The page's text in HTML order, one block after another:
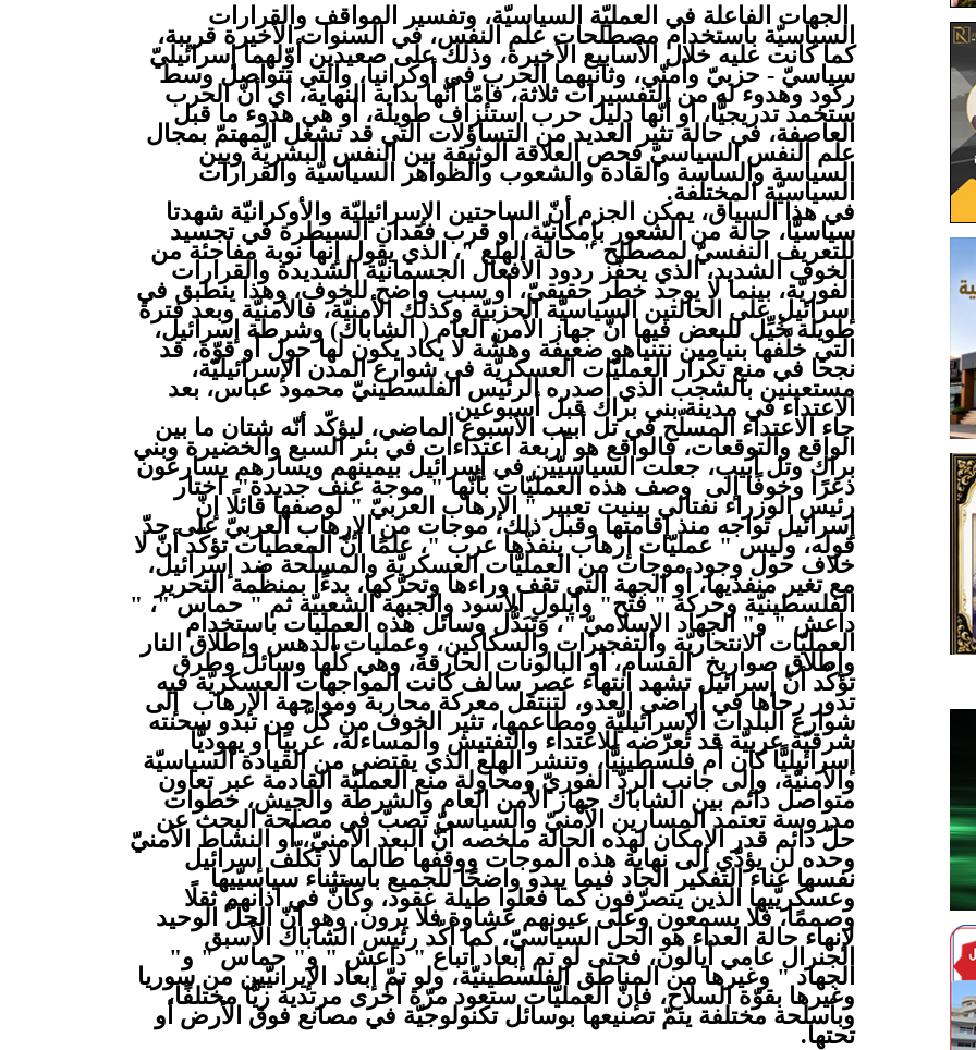
الجهات الفاعلة في العمليّة السياسيّة، وتفسير المواقف والقرارات
السياسيّة باستخدام مصطلحات علم النفس، في السنوات الأخيرة قريبة،
كما كانت عليه خلال الأسابيع الأخيرة، وذلك على صعيدين أوّلهما إسرائيليّ
سياسيّ - حزبيّ وأمنّي، وثانيهما الحرب في أوكرانيا، والتي تتواصل وسط
ركود وهدوء له من التفسيرات ثلاثة، فإمّا أنّها بداية النهاية، أي أنّ الحرب
ستخمد تدريجيًّا، أو أنّها دليل حرب استنزاف طويلة، أو هي هدوء ما قبل
العاصفة، في حالة تثير العديد من التساؤلات التي قد تشغل المهتمّ بمجال
علم النفس السياسيّ فحص العلاقة الوثيقة بين النفس البشريّة وبين
السياسة والساسة والقادة والشعوب والظواهر السياسيّة والقرارات
السياسيّة المختلفة.
في هذا السياق، يمكن الجزم أنّ الساحتين الإسرائيليّة والأوكرانيّة شهدتا
سياسيًّا، حالة من الشعور بإمكانيّة، أو قرب فقدان السيطرة في تجسيد
للتعريف النفسيّ لمصطلح " حالة الهلع "، الذي يقول إنها نوبة مفاجئة من
الخوف الشديد، الذي يحفّز ردود الأفعال الجسمانيّة الشديدة والقرارات
الفوريّة، بينما لا يوجد خطر حقيقيّ، أو سبب واضح للخوف، وهذا ينطبق في
إسرائيل على الحالتين السياسيّة الحزبيّة وكذلك الأمنيّة، فالأمنيّة وبعد فترة
طويلة خُيِّل للبعض فيها أنّ جهاز الأمن العام ( الشاباك) وشرطة إسرائيل،
التي خلَّفها بنيامين نتنياهو ضعيفة وهشّة لا يكاد يكون لها حول أو قوّة، قد
نجحا في منع تكرار العمليّات العسكريّة في شوارع المدن الإسرائيليّة،
مستعينين بالشجب الذي أصدره الرئيس الفلسطينيّ محمود عباس، بعد
الاعتداء في مدينة بني براك قبل أسبوعين.
جاء الاعتداء المسلّح في تل أبيب الأسبوع الماضي، ليؤكّد أنّه شتان ما بين
الواقع والتوقعات، فالواقع هو أربعة اعتداءات في بئر السبع والخضيرة وبني
براك وتل أبيب، جعلت السياسيّين في إسرائيل بيمينهم ويسارهم يسارعون
ذعرًا وخوفًا إلى وصف هذه العمليّات بأنّها " موجة عنف جديدة" اختار
رئيس الوزراء نفتالي بينيت تعبير " الإرهاب العربيّ " لوصفها قائلًا إنّ
إسرائيل تواجه منذ إقامتها وقبل ذلك، موجات من الإرهاب العربيّ على حدّ
قوله، وليس " عمليّات إرهاب ينفذّها عرب "، علمًا أنّ المعطيات تؤكّد أنّ لا
خلاف حول وجود موجات من العمليّات العسكريّة والمسلّحة ضد إسرائيل،
مع تغير منفذيها، أو الجهة التي تقف وراءها وتحرّكها، بدءًا بمنظّمة التحرير
الفلسطينيّة وحركة " فتح" وأيلول الأسود والجبهة الشعبيّة ثم " حماس "، "
داعش " و" الجهاد الإسلاميّ "، وَتَبَدُّل وسائل هذه العمليات باستخدام
العمليّات الانتحاريّة والتفجيرات والسكاكين، وعمليات الدهس وإطلاق النار
وإطلاق صواريخ القسام، أو البالونات الحارقة، وهي كلّها وسائل وطرق
تؤكّد أنّ إسرائيل تشهد انتهاء عصر سالف كانت المواجهات العسكريّة فيه
تدور رحاها في أراضي العدو، لتنتقل معركة محاربة ومواجهة الإرهاب إلى
شوارع البلدات الإسرائيليّة ومطاعمها، تثير الخوف من كلّ من تبدو سحنته
شرقيّة عربيّة قد تعرّضه للاعتداء والتفتيش والمساءلة، عربيًا أو يهوديًّا
إسرائيليًّا كان أم فلسطينيًّا، وتنشر الهلع الذي يقتضي من القيادة السياسيّة
والأمنيّة، وإلى جانب الردّ الفوريّ ومحاولة منع العمليّة القادمة عبر تعاون
متواصل دائم بين الشاباك جهاز الأمن العام والشرطة والجيش، خطوات
مدروسة تعتمد المسارين الأمنيّ والسياسيّ تصبّ في مصلحة البحث عن
حلّ دائم قدر الإمكان لهذه الحالة ملخصه أنّ البعد الأمنيّ، أو النشاط الأمنيّ
وحده لن يؤدّي إلى نهاية هذه الموجات ووقفها طالما لا تكلّف إسرائيل
نفسها عناء التفكير الجاد فيما يبدو واضحًا للجميع باستثناء سياسيّيها
وعسكريّيها الذين يتصرّفون كما فعلوا طيلة عقود، وكأنّ في آذانهم ثقلًا
وصممًا، فلا يسمعون وعلى عيونهم غشاوة فلا يرون. وهو أنّ الحلّ الوحيد
لإنهاء حالة العداء هو الحل السياسيّ، كما أكّد رئيس الشاباك الأسبق
الجنرال عامي أيالون، فحتى لو تم إبعاد أتباع " داعش " و" حماس " و"
الجهاد " وغيرها من المناطق الفلسطينيّة، ولو تمّ إبعاد الإيرانيّين من سوريا
وغيرها بقوّة السلاح، فإنّ العمليّات ستعود مرّة أخرى مرتدية زيًّا مختلفًا،
وبأسلحة مختلفة يتمّ تصنيعها بوسائل تكنولوجيّة في مصانع فوق الأرض أو
تحتها.